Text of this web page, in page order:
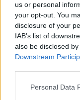
us or personal
your opt-out. You
disclosure of your
IAB’s list of
also be disclosed
Downstream
Personal Data